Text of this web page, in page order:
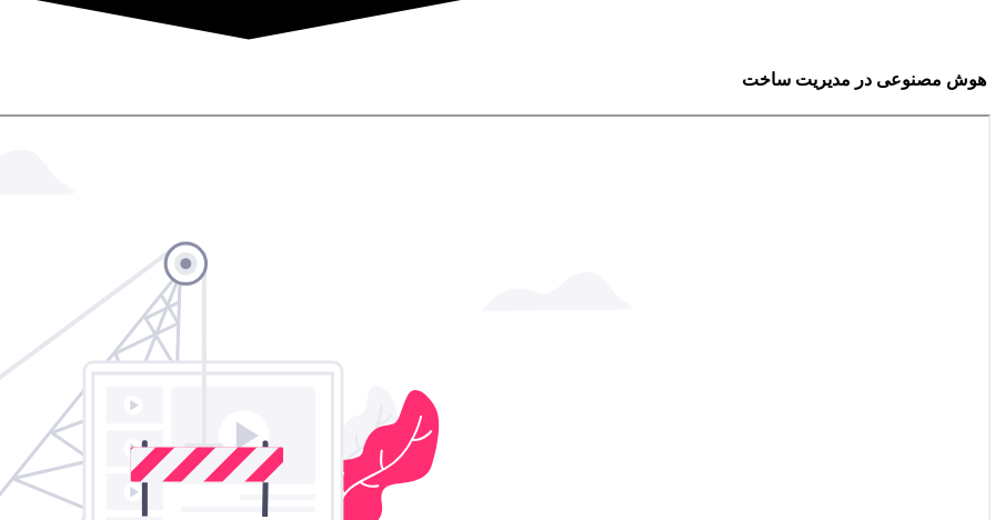
هوش مصنوعی در مدیریت ساخت